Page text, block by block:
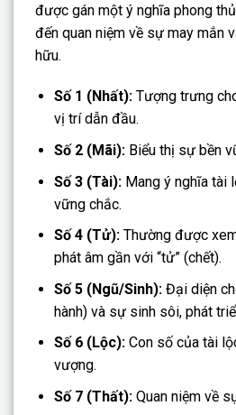
được gán một ý nghĩa phong
đến quan niệm về sự may mắn
hữu.
Số 1 (Nhất):Tượng trưng
vị trí dẫn đầu.
Số 2 (Mãi):Biểu thị sự bền
Số 3 (Tài):Mang ý nghĩa tài
vững chắc.
Số 4 (Tử):Thường được
phát âm gần với “tử” (chết).
Số 5 (Ngũ/Sinh):Đại diện
hành) và sự sinh sôi, phát
Số 6 (Lộc):Con số của tài
vượng.
Số 7 (Thất):Quan niệm về